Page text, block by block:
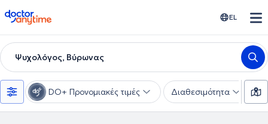
doctoranytime EL
Ψυχολόγος, Βύρωνας
DO+ Προνομιακές τιμές Διαθεσιμότητα